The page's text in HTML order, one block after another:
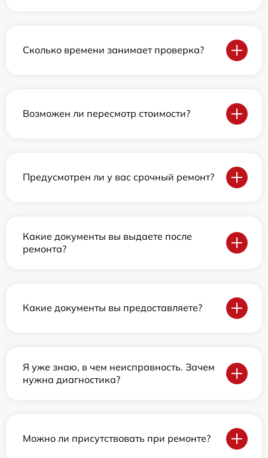
Сколько времени занимает проверка?
Возможен ли пересмотр стоимости?
Предусмотрен ли у вас срочный ремонт?
Какие документы вы выдаете после
ремонта?
Какие документы вы предоставляете?
Я уже знаю, в чем неисправность. Зачем
нужна диагностика?
Можно ли присутствовать при ремонте?